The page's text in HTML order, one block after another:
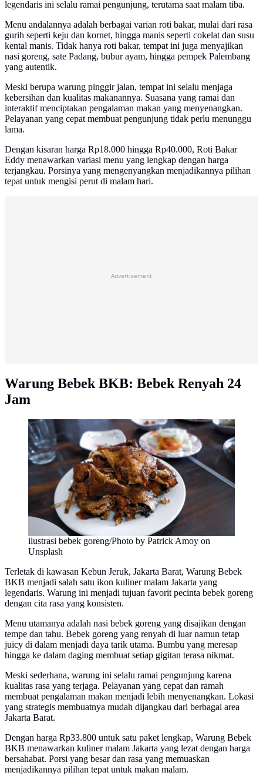
legendaris ini selalu ramai pengunjung, terutama saat malam tiba.
Menu andalannya adalah berbagai varian roti bakar, mulai dari rasa
gurih seperti keju dan kornet, hingga manis seperti cokelat dan susu
kental manis. Tidak hanya roti bakar, tempat ini juga menyajikan
nasi goreng, sate Padang, bubur ayam, hingga pempek Palembang
yang autentik.
Meski berupa warung pinggir jalan, tempat ini selalu menjaga
kebersihan dan kualitas makanannya. Suasana yang ramai dan
interaktif menciptakan pengalaman makan yang menyenangkan.
Pelayanan yang cepat membuat pengunjung tidak perlu menunggu
lama.
Dengan kisaran harga Rp18.000 hingga Rp40.000, Roti Bakar
Eddy menawarkan variasi menu yang lengkap dengan harga
terjangkau. Porsinya yang mengenyangkan menjadikannya pilihan
tepat untuk mengisi perut di malam hari.
Advertisement
Warung Bebek BKB: Bebek Renyah 24
Jam
ilustrasi bebek goreng/Photo by Patrick Amoy on
Unsplash
Terletak di kawasan Kebun Jeruk, Jakarta Barat, Warung Bebek
BKB menjadi salah satu ikon kuliner malam Jakarta yang
legendaris. Warung ini menjadi tujuan favorit pecinta bebek goreng
dengan cita rasa yang konsisten.
Menu utamanya adalah nasi bebek goreng yang disajikan dengan
tempe dan tahu. Bebek goreng yang renyah di luar namun tetap
juicy di dalam menjadi daya tarik utama. Bumbu yang meresap
hingga ke dalam daging membuat setiap gigitan terasa nikmat.
Meski sederhana, warung ini selalu ramai pengunjung karena
kualitas rasa yang terjaga. Pelayanan yang cepat dan ramah
membuat pengalaman makan menjadi lebih menyenangkan. Lokasi
yang strategis membuatnya mudah dijangkau dari berbagai area
Jakarta Barat.
Dengan harga Rp33.800 untuk satu paket lengkap, Warung Bebek
BKB menawarkan kuliner malam Jakarta yang lezat dengan harga
bersahabat. Porsi yang besar dan rasa yang memuaskan
menjadikannya pilihan tepat untuk makan malam.